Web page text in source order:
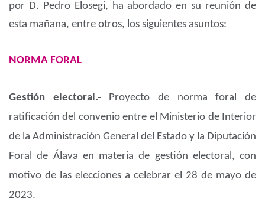
por D. Pedro Elosegi, ha abordado en su reunión de
esta mañana, entre otros, los siguientes asuntos:
NORMA FORAL
Gestión electoral.- Proyecto de norma foral de
ratificación del convenio entre el Ministerio de Interior
de la Administración General del Estado y la Diputación
Foral de Álava en materia de gestión electoral, con
motivo de las elecciones a celebrar el 28 de mayo de
2023.